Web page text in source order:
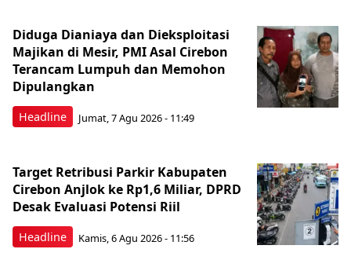
Headline
Diduga Dianiaya dan Dieksploitasi
Majikan di Mesir, PMI Asal Cirebon
Terancam Lumpuh dan Memohon
Dipulangkan
Jumat, 7 Agu 2026 - 11:49
Headline
Target Retribusi Parkir Kabupaten
Cirebon Anjlok ke Rp1,6 Miliar, DPRD
Desak Evaluasi Potensi Riil
Kamis, 6 Agu 2026 - 11:56